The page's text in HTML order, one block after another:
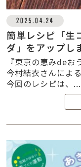
2025.04.24
簡単レシピ「生
ダ」をアップし
『東京の恵みdeお
今村結衣さんによ
今回のレシピは、...